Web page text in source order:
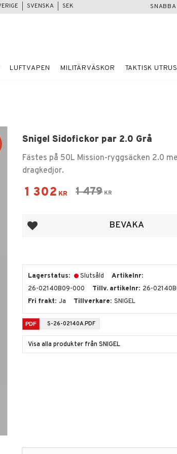
SVENSKA SEK
LUFTVAPEN MILITÄRVÄSKOR TAKTISK
Snigel Sidofickor par 2.0 Grå
Fästes på 50L Mission-ryggsäcken 2.0
dragkedjor.
Nedsatt pris:
1 302 KR Ordinarie pris:
1 479KR
Lägg till i favoriter BEVAKA
Lagerstatus Slutsåld
Artikelnr
26-02140B09-000
Tillv. artikelnr 26-
Fri frakt Ja Tillverkare SNIGEL
S-26-02140A.PDF
Visa alla produkter från SNIGEL